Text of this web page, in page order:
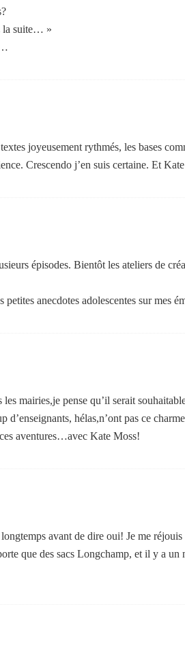
la suite… »
joyeusement rythmés, les bases
Crescendo j’en suis certaine. Et
épisodes. Bientôt les ateliers de
petites anecdotes adolescentes sur mes
mairies,je pense qu’il serait
hélas,n’ont pas ce
aventures…avec Kate Moss!
avant de dire oui! Je me
que des sacs Longchamp, et il y a